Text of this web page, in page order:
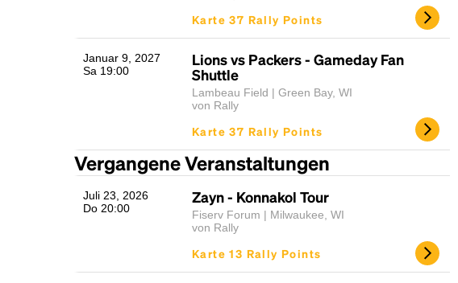
Karte 37 Rally Points
Januar 9, 2027
Sa 19:00
Lions vs Packers - Gameday Fan
Shuttle
Lambeau Field | Green Bay, WI
von Rally
Karte 37 Rally Points
Vergangene Veranstaltungen
Juli 23, 2026
Do 20:00
Zayn - Konnakol Tour
Fiserv Forum | Milwaukee, WI
von Rally
Karte 13 Rally Points